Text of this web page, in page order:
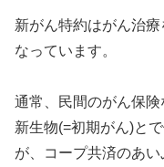
新がん特約はがん治
なっています。
通常、民間のがん保
新生物(=初期がん)と
が、コープ共済のあ